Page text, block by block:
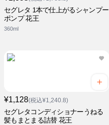
セグレタ 1本で仕上がるシャンプー
ポンプ 花王
360ml
¥1,128(税込¥1,240.8)
セグレタコンディショナーうねる
髪もまとまる詰替 花王